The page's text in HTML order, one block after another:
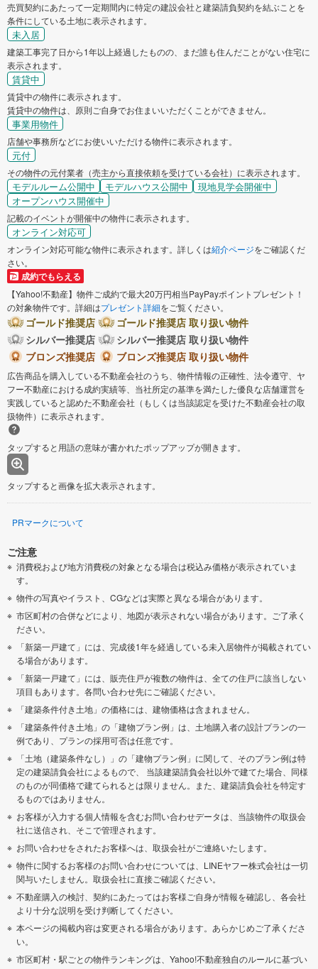
売買契約にあたって一定期間内に特定の建設会社と建築請負契約を結ぶことを
条件にしている土地に表示されます。
未入居
建築工事完了日から1年以上経過したものの、まだ誰も住んだことがない住宅に
表示されます。
賃貸中
賃貸中の物件に表示されます。
賃貸中の物件は、原則ご自身でお住まいいただくことができません。
事業用物件
店舗や事務所などにお使いいただける物件に表示されます。
元付
その物件の元付業者（売主から直接依頼を受けている会社）に表示されます。
モデルルーム公開中 モデルハウス公開中
現地見学会開催中
オープンハウス開催中
記載のイベントが開催中の物件に表示されます。
オンライン対応可
オンライン対応可能な物件に表示されます。詳しくは紹介ページをご確認くだ
さい。
成約でもらえる
【Yahoo!不動産】物件ご成約で最大20万円相当PayPayポイントプレゼント！
の対象物件です。詳細はプレゼント詳細をご覧ください。
ゴールド推奨店
ゴールド推奨店 取り扱い物件
シルバー推奨店
シルバー推奨店 取り扱い物件
ブロンズ推奨店
ブロンズ推奨店 取り扱い物件
広告商品を購入している不動産会社のうち、物件情報の正確性、法令遵守、ヤ
フー不動産における成約実績等、当社所定の基準を満たした優良な店舗運営を
実践していると認めた不動産会社（もしくは当該認定を受けた不動産会社の取
扱物件）に表示されます。
タップすると用語の意味が書かれたポップアップが開きます。
タップすると画像を拡大表示されます。
PRマークについて
ご注意
消費税および地方消費税の対象となる場合は税込み価格が表示されていま
す。
物件の写真やイラスト、CGなどは実際と異なる場合があります。
市区町村の合併などにより、地図が表示されない場合があります。ご了承く
ださい。
「新築一戸建て」には、完成後1年を経過している未入居物件が掲載されてい
る場合があります。
「新築一戸建て」には、販売住戸が複数の物件は、全ての住戸に該当しない
項目もあります。各問い合わせ先にご確認ください。
「建築条件付き土地」の価格には、建物価格は含まれません。
「建築条件付き土地」の「建物プラン例」は、土地購入者の設計プランの一
例であり、プランの採用可否は任意です。
「土地（建築条件なし）」の「建物プラン例」に関して、そのプラン例は特
定の建築請負会社によるもので、 当該建築請負会社以外で建てた場合、同様
のものが同価格で建てられるとは限りません。また、建築請負会社を特定す
るものではありません。
お客様が入力する個人情報を含むお問い合わせデータは、当該物件の取扱会
社に送信され、そこで管理されます。
お問い合わせをされたお客様へは、取扱会社がご連絡いたします。
物件に関するお客様のお問い合わせについては、LINEヤフー株式会社は一切
関与いたしません。取扱会社に直接ご確認ください。
不動産購入の検討、契約にあたってはお客様ご自身が情報を確認し、各会社
より十分な説明を受け判断してください。
本ページの掲載内容は変更される場合があります。あらかじめご了承くださ
い。
市区町村・駅ごとの物件ランキングは、Yahoo!不動産独自のルールに基づい